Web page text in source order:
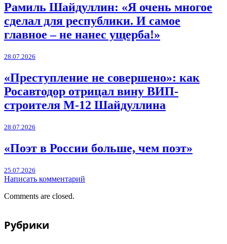
Рамиль Шайдуллин: «Я очень многое
сделал для республики. И самое
главное – не нанес ущерба!»
28.07.2026
«Преступление не совершено»: как
Росавтодор отрицал вину ВИП-
строителя М-12 Шайдуллина
28.07.2026
«Поэт в России больше, чем поэт»
25.07.2026
Написать комментарий
Comments are closed.
Рубрики